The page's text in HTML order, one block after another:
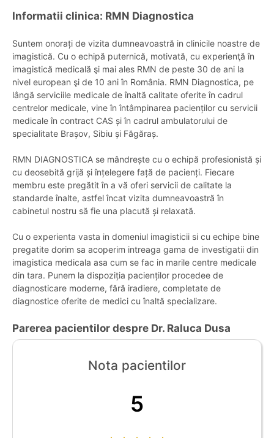
Informatii clinica: RMN Diagnostica
Suntem onorați de vizita dumneavoastră in clinicile noastre de
imagistică. Cu o echipă puternică, motivată, cu experienţă în
imagistică medicală şi mai ales RMN de peste 30 de ani la
nivel european şi de 10 ani în România. RMN Diagnostica, pe
lângă serviciile medicale de înaltă calitate oferite în cadrul
centrelor medicale, vine în întâmpinarea pacienților cu servicii
medicale în contract CAS și în cadrul ambulatorului de
specialitate Brașov, Sibiu și Făgăraș.
RMN DIAGNOSTICA se mândrește cu o echipă profesionistă și
cu deosebită grijă și înțelegere față de pacienți. Fiecare
membru este pregătit în a vă oferi servicii de calitate la
standarde înalte, astfel încat vizita dumneavoastră în
cabinetul nostru să fie una placută și relaxată.
Cu o experienta vasta in domeniul imagisticii si cu echipe bine
pregatite dorim sa acoperim intreaga gama de investigatii din
imagistica medicala asa cum se fac in marile centre medicale
din tara. Punem la dispoziția pacienților procedee de
diagnosticare moderne, fără iradiere, completate de
diagnostice oferite de medici cu înaltă specializare.
Parerea pacientilor despre Dr. Raluca Dusa
Nota pacientilor
5